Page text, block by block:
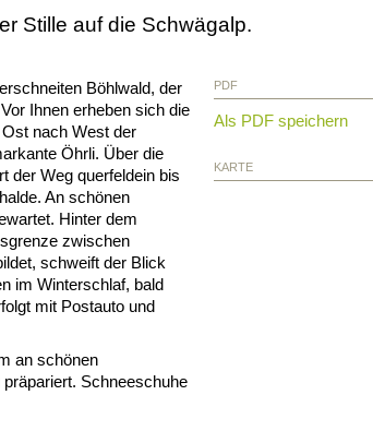
Stille auf die Schwägalp.
Böhlwald, der
Ihnen erheben sich die
nach West der
Öhrli. Über die
der Weg querfeldein bis
An schönen
Hinter dem
zwischen
schweift der Blick
im Winterschlaf, bald
mit Postauto und
an schönen
Schneeschuhe
PDF
Als PDF speichern
KARTE